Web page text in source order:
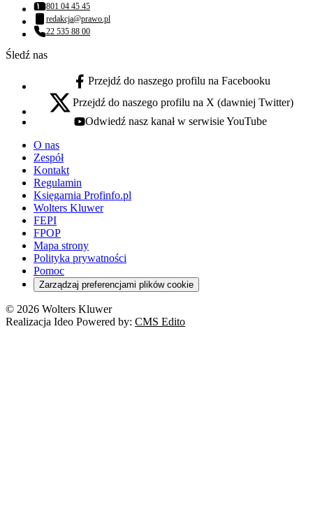
Numer telefonu:
801 04 45 45
Adres email:
redakcja@prawo.pl
Numer telefonu:
22 535 88 00
Śledź nas
facebook - otwiera się w nowej karcie
Przejdź do naszego profilu na Facebooku
x - otwiera się w nowej karcie
Przejdź do naszego profilu na X (dawniej Twitter)
youtube - otwiera się w nowej karcie
Odwiedź nasz kanał w serwisie YouTube
O nas
Zespół
Kontakt
Regulamin
Księgarnia Profinfo.pl
Wolters Kluwer
FEPI
FPOP
Mapa strony
Polityka prywatności
Pomoc
Zarządzaj preferencjami plików cookie
© 2026 Wolters Kluwer
Realizacja Ideo Powered by: CMS Edito